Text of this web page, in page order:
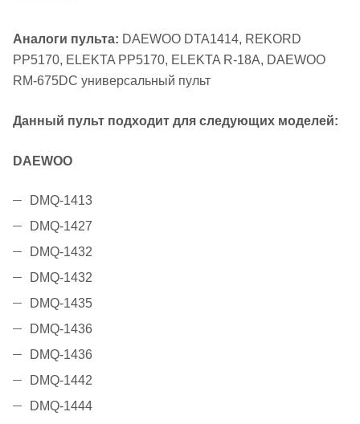
Аналоги пульта: DAEWOO DTA1414, REKORD
PP5170, ELEKTA PP5170, ELEKTA R-18A, DAEWOO
RM-675DC универсальный пульт
Данный пульт подходит для следующих моделей:
DAEWOO
DMQ-1413
DMQ-1427
DMQ-1432
DMQ-1432
DMQ-1435
DMQ-1436
DMQ-1436
DMQ-1442
DMQ-1444